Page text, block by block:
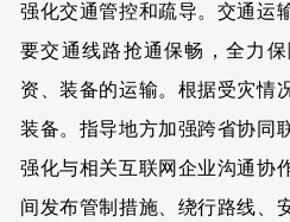
强化交通管控和疏导。交通运
要交通线路抢通保畅，全力
资、装备的运输。根据受灾情
装备。指导地方加强跨省协同
强化与相关互联网企业沟通协
间发布管制措施、绕行路线、